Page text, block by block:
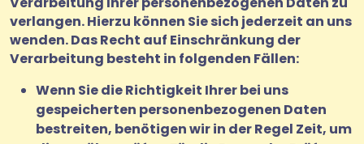
verlangen. Hierzu können Sie sich jederzeit an uns
wenden. Das Recht auf Einschränkung der
Verarbeitung besteht in folgenden Fällen:
Wenn Sie die Richtigkeit Ihrer bei uns
gespeicherten personenbezogenen Daten
bestreiten, benötigen wir in der Regel Zeit, um